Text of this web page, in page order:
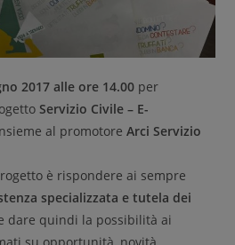
2017 alle ore 14.00 per
Servizio Civile – E-
al promotoreArci Servizio
è rispondere ai sempre
specializzata e tutela dei
dare quindi la possibilità ai